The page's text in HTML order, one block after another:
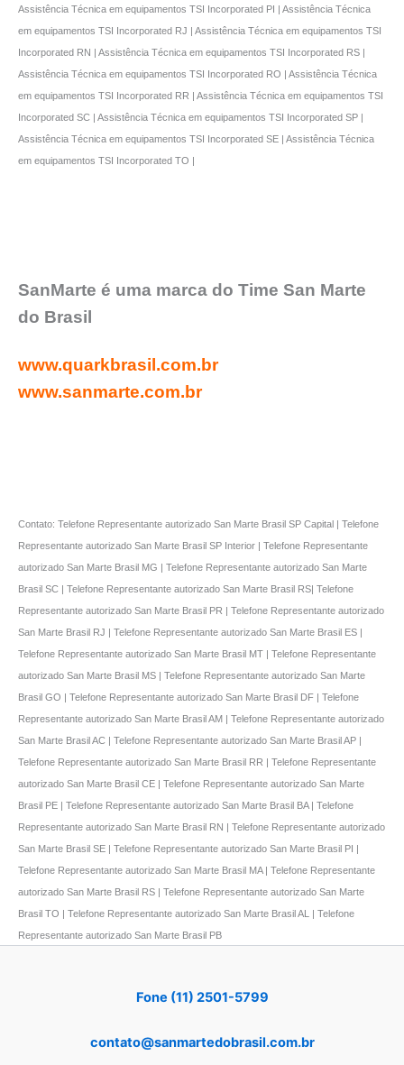
Assistência Técnica em equipamentos TSI Incorporated PI | Assistência Técnica
em equipamentos TSI Incorporated RJ | Assistência Técnica em equipamentos TSI
Incorporated RN | Assistência Técnica em equipamentos TSI Incorporated RS |
Assistência Técnica em equipamentos TSI Incorporated RO | Assistência Técnica
em equipamentos TSI Incorporated RR | Assistência Técnica em equipamentos TSI
Incorporated SC | Assistência Técnica em equipamentos TSI Incorporated SP |
Assistência Técnica em equipamentos TSI Incorporated SE | Assistência Técnica
em equipamentos TSI Incorporated TO |
SanMarte é uma marca do Time San Marte
do Brasil
www.quarkbrasil.com.br
www.sanmarte.com.br
Contato: Telefone Representante autorizado San Marte Brasil SP Capital | Telefone
Representante autorizado San Marte Brasil SP Interior | Telefone Representante
autorizado San Marte Brasil MG | Telefone Representante autorizado San Marte
Brasil SC | Telefone Representante autorizado San Marte Brasil RS| Telefone
Representante autorizado San Marte Brasil PR | Telefone Representante autorizado
San Marte Brasil RJ | Telefone Representante autorizado San Marte Brasil ES |
Telefone Representante autorizado San Marte Brasil MT | Telefone Representante
autorizado San Marte Brasil MS | Telefone Representante autorizado San Marte
Brasil GO | Telefone Representante autorizado San Marte Brasil DF | Telefone
Representante autorizado San Marte Brasil AM | Telefone Representante autorizado
San Marte Brasil AC | Telefone Representante autorizado San Marte Brasil AP |
Telefone Representante autorizado San Marte Brasil RR | Telefone Representante
autorizado San Marte Brasil CE | Telefone Representante autorizado San Marte
Brasil PE | Telefone Representante autorizado San Marte Brasil BA | Telefone
Representante autorizado San Marte Brasil RN | Telefone Representante autorizado
San Marte Brasil SE | Telefone Representante autorizado San Marte Brasil PI |
Telefone Representante autorizado San Marte Brasil MA | Telefone Representante
autorizado San Marte Brasil RS | Telefone Representante autorizado San Marte
Brasil TO | Telefone Representante autorizado San Marte Brasil AL | Telefone
Representante autorizado San Marte Brasil PB
Fone (11) 2501-5799
contato@sanmartedobrasil.com.br